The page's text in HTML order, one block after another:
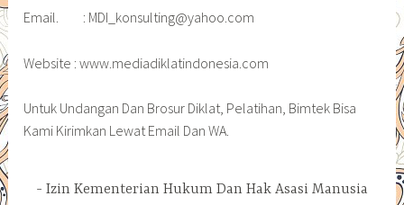
Email. : MDI_konsulting@yahoo.com
Website : www.mediadiklatindonesia.com
Untuk Undangan Dan Brosur Diklat, Pelatihan, Bimtek Bisa
Kami Kirimkan Lewat Email Dan WA.
Izin Kementerian Hukum Dan Hak Asasi Manusia